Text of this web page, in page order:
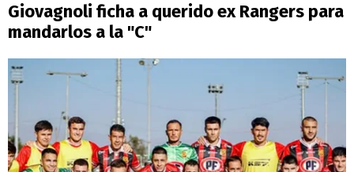
Giovagnoli ficha a querido ex Rangers para
mandarlos a la "C"